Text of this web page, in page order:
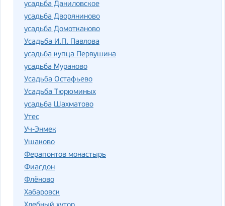
усадьба Даниловское
усадьба Дворяниново
усадьба Домотканово
Усадьба И.П. Павлова
усадьба купца Первушина
усадьба Мураново
Усадьба Остафьево
Усадьба Тюрюминых
усадьба Шахматово
Утес
Уч-Энмек
Ушаково
Ферапонтов монастырь
Фиагдон
Флёново
Хабаровск